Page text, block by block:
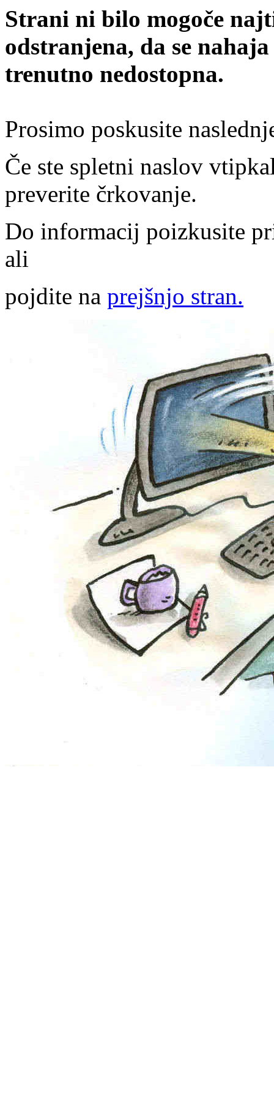
Strani ni bilo mogoče
odstranjena, da se
trenutno nedostopna.
Prosimo poskusite
Če ste spletni naslov
preverite črkovanje.
Do informacij poizkusite
ali
pojdite na prejšnjo stran.